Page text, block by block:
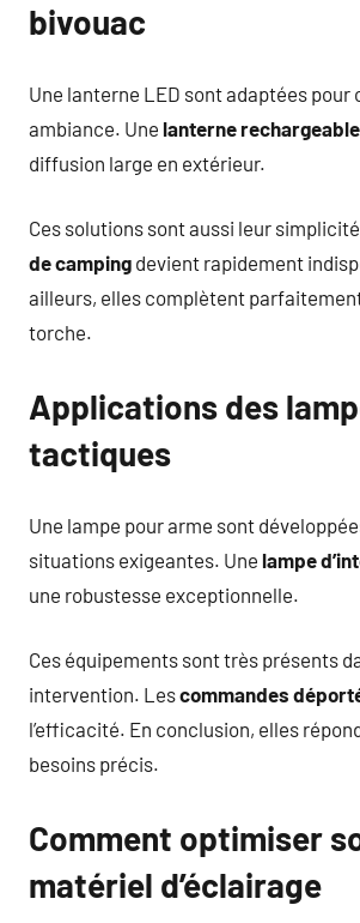
bivouac
Une lanterne LED sont adaptées pour
ambiance. Une lanterne rechargeable
diffusion large en extérieur.
Ces solutions sont aussi leur
de camping devient rapidement
ailleurs, elles complètent
torche.
Applications des
tactiques
Une lampe pour arme sont
situations exigeantes. Une lampe
une robustesse exceptionnelle.
Ces équipements sont très présents
intervention. Lescommandes
l’efficacité. En conclusion, elles
besoins précis.
Comment optimiser
matériel d’éclairage